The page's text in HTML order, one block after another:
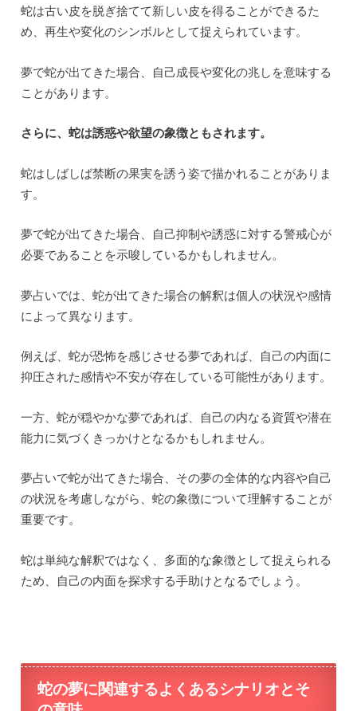
蛇は古い皮を脱ぎ捨てて新しい皮を得ることができるた
め、再生や変化のシンボルとして捉えられています。
夢で蛇が出てきた場合、自己成長や変化の兆しを意味する
ことがあります。
さらに、蛇は誘惑や欲望の象徴ともされます。
蛇はしばしば禁断の果実を誘う姿で描かれることがありま
す。
夢で蛇が出てきた場合、自己抑制や誘惑に対する警戒心が
必要であることを示唆しているかもしれません。
夢占いでは、蛇が出てきた場合の解釈は個人の状況や感情
によって異なります。
例えば、蛇が恐怖を感じさせる夢であれば、自己の内面に
抑圧された感情や不安が存在している可能性があります。
一方、蛇が穏やかな夢であれば、自己の内なる資質や潜在
能力に気づくきっかけとなるかもしれません。
夢占いで蛇が出てきた場合、その夢の全体的な内容や自己
の状況を考慮しながら、蛇の象徴について理解することが
重要です。
蛇は単純な解釈ではなく、多面的な象徴として捉えられる
ため、自己の内面を探求する手助けとなるでしょう。
蛇の夢に関連するよくあるシナリオとそ